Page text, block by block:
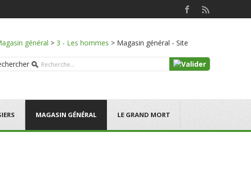
général > 3 - Les hommes > Magasin général - Site
MAGASIN GÉNÉRAL LE GRAND MORT